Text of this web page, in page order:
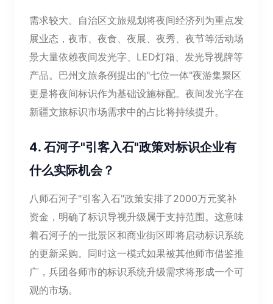
需求较大。自治区文旅规划将夜间经济列为重点发
展业态，夜市、夜食、夜展、夜秀、夜节等活动场
景大量依赖夜间发光字、LED灯箱、发光导视牌等
产品。巴州文旅条例提出的"七位一体"夜游集聚区
更是将夜间标识作为基础设施标配。夜间发光字在
新疆文旅标识市场需求中的占比将持续提升。
4. 石河子"引客入石"政策对标识企业有
什么实际机会？
八师石河子"引客入石"政策安排了2000万元奖补
资金，明确了标识导视升级属于支持范围。这意味
着石河子的一批景区和商业街区即将启动标识系统
的更新采购。同时这一模式如果被其他师市借鉴推
广，兵团各师市的标识系统升级需求将形成一个可
观的市场。